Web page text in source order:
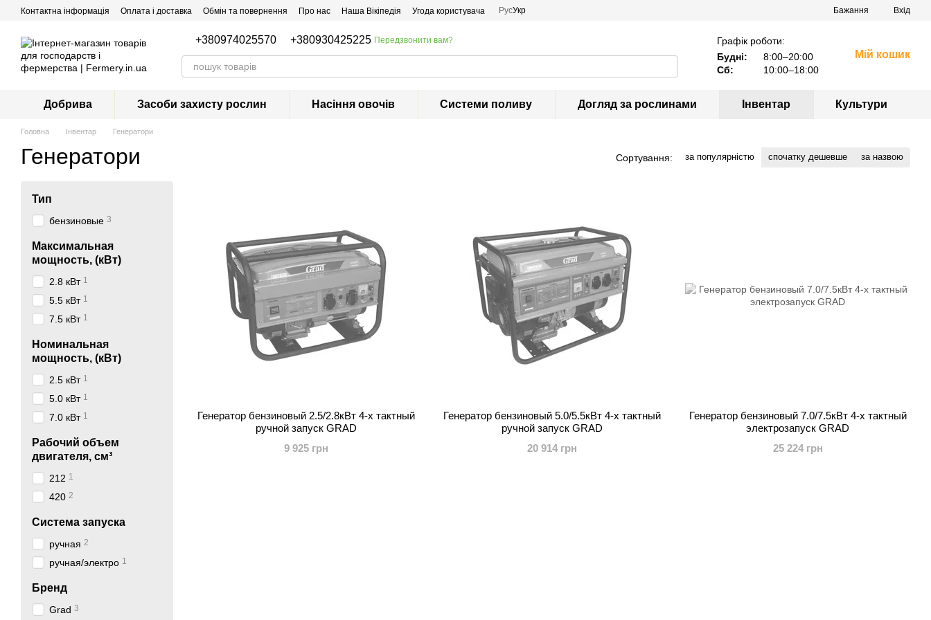
Перейти до основного контенту
Контактна інформація Оплата і доставка Обмін та повернення Про нас Наша Вікіпедія Угода користувача РусУкр Бажання Вхід
+380974025570 +380930425225 Передзвонити вам?
Графік роботи:
Будні:
8:00–20:00
Сб:
10:00–18:00
Мій кошик
Добрива Засоби захисту рослин Насіння овочів Системи поливу Догляд за рослинами Інвентар Культури
Головна Інвентар Генератори
Генератори Сортування: за популярністю спочатку дешевше за назвою
Генератор бензиновый 2.5/2.8кВт 4-х тактный
ручной запуск GRAD
9 925 грн
Генератор бензиновый 5.0/5.5кВт 4-х тактный
ручной запуск GRAD
20 914 грн
Генератор бензиновый 7.0/7.5кВт 4-х тактный
электрозапуск GRAD
25 224 грн
Тип
бензиновые 3
Максимальная
мощность, (кВт)
2.8 кВт 1
5.5 кВт 1
7.5 кВт 1
Номинальная
мощность, (кВт)
2.5 кВт 1
5.0 кВт 1
7.0 кВт 1
Рабочий объем
двигателя, см³
212 1
420 2
Система запуска
ручная 2
ручная/электро 1
Бренд
Grad 3